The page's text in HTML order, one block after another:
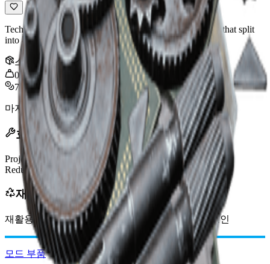
Tech mod for the Anvil that replaces its bullets with ones that split
into 4 weaker projectiles.
스택
1
0.5kg
7,000
마지막 업데이트:Jan 09, 2026
효과
Projectiles Per Shot
Reduced Projectile Damage 70%
재활용 시 획득
재활용 시 다음을 획득합니다: -4750 이하 레이더 코인
모드 부품